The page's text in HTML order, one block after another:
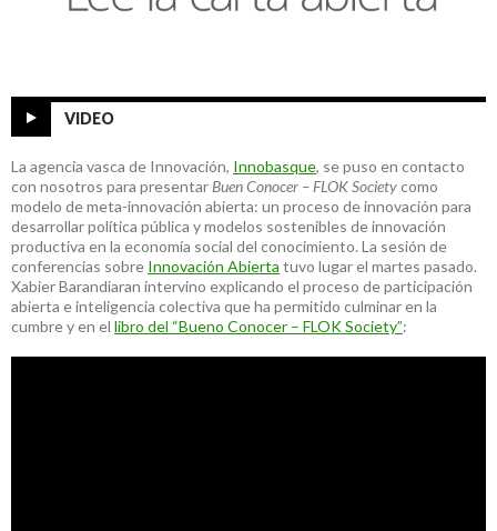
VIDEO
La agencia vasca de Innovación, Innobasque, se puso en contacto
con nosotros para presentar Buen Conocer – FLOK Societycomo
modelo de meta-innovación abierta: un proceso de innovación para
desarrollar política pública y modelos sostenibles de innovación
productiva en la economía social del conocimiento. La sesión de
conferencias sobre Innovación Abierta tuvo lugar el martes pasado.
Xabier Barandiaran intervino explicando el proceso de participación
abierta e inteligencia colectiva que ha permitido culminar en la
cumbre y en el libro del “Bueno Conocer – FLOK Society”: